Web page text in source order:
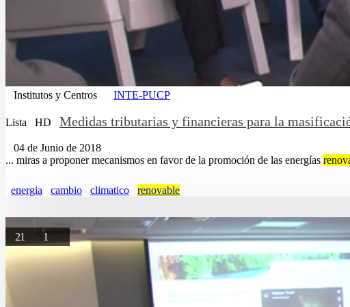
Institutos y Centros INTE-PUCP
Lista HD Medidas tributarias y financieras para la
04 de Junio de 2018
... miras a proponer mecanismos en favor de la promoción de las energías
energia cambio climatico renovable
21 1